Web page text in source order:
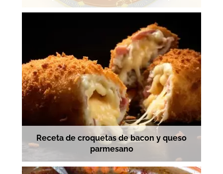
Receta de croquetas de bacon y queso
parmesano